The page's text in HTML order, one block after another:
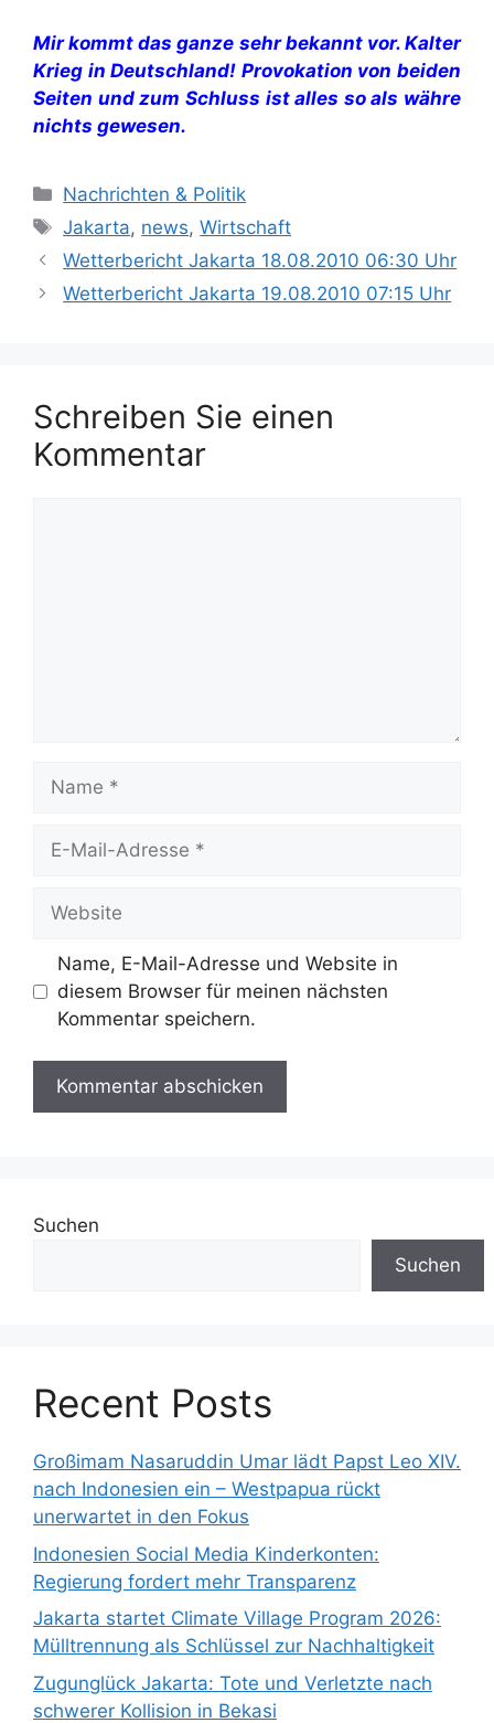
Mir kommt das ganze sehr bekannt vor. Kalter
Krieg in Deutschland! Provokation von beiden
Seiten und zum Schluss ist alles so als währe
nichts gewesen.
Kategorien
Nachrichten & Politik
Schlagwörter
Jakarta, news,Wirtschaft
Wetterbericht Jakarta 18.08.2010 06:30 Uhr
Wetterbericht Jakarta 19.08.2010 07:15 Uhr
Schreiben Sie einen
Kommentar
Mail-
Name, E-Mail-Adresse und Website in
diesem Browser für meinen nächsten
Kommentar speichern.
Suchen
Suchen
Recent Posts
Großimam Nasaruddin Umar lädt Papst Leo XIV.
nach Indonesien ein – Westpapua rückt
unerwartet in den Fokus
Indonesien Social Media Kinderkonten:
Regierung fordert mehr Transparenz
Jakarta startet Climate Village Program 2026:
Mülltrennung als Schlüssel zur Nachhaltigkeit
Zugunglück Jakarta: Tote und Verletzte nach
schwerer Kollision in Bekasi